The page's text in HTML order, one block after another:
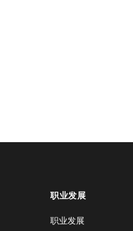
职业发展
职业发展